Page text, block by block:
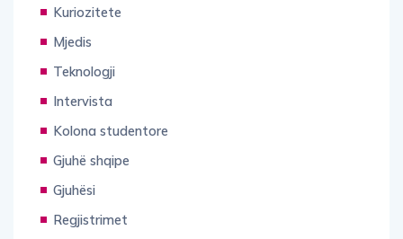
Kuriozitete
Mjedis
Teknologji
Intervista
Kolona studentore
Gjuhë shqipe
Gjuhësi
Regjistrimet